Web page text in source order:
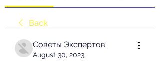
Back
Советы Экспертов
August 30, 2023